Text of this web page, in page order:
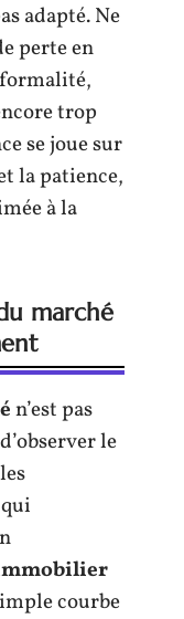
adapté. Ne
perte en
formalité,
trop
se joue sur
la patience,
à la
marché
n’est pas
le
courbe